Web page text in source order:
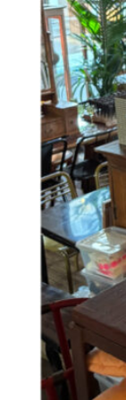
198DKKTilføj